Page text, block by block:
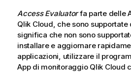
Access Evaluatorfa parte delle
Qlik Cloud , che sono
significa che non sono
installare e aggiornare
applicazioni, utilizzare il
App di monitoraggio Qlik Cloud